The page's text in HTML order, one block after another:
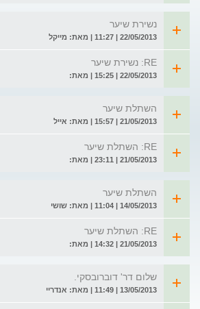
נשירת שיער
22/05/2013 | 11:27 | מאת: מייקל
RE: נשירת שיער
22/05/2013 | 15:25 | מאת:
השתלת שיער
21/05/2013 | 15:57 | מאת: אייל
RE: השתלת שיער
21/05/2013 | 23:11 | מאת:
השתלת שיער
14/05/2013 | 11:04 | מאת: שושי
RE: השתלת שיער
21/05/2013 | 14:32 | מאת:
שלום דר' דוברובסקי.
13/05/2013 | 11:49 | מאת: אנדריי